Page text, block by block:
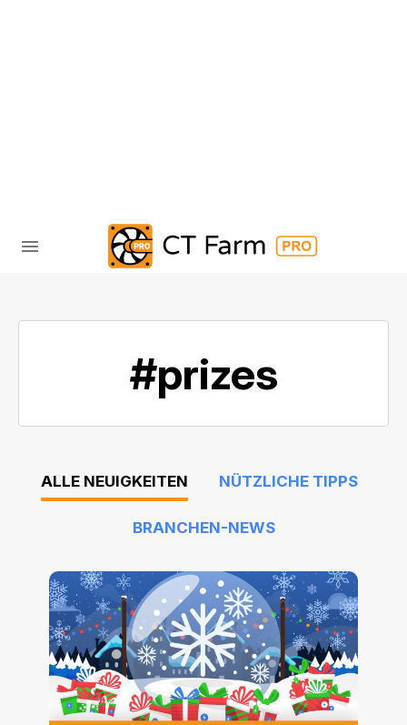
#prizes
ALLE NEUIGKEITEN NÜTZLICHE TIPPS
BRANCHEN-NEWS